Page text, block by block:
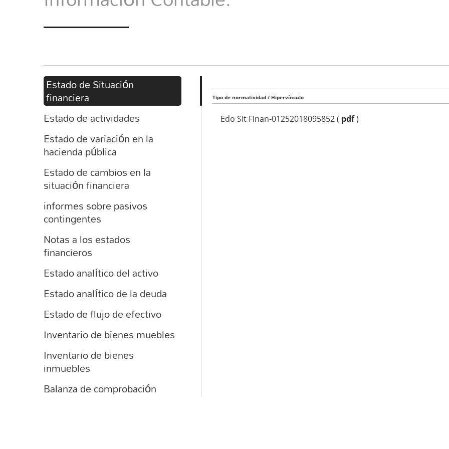
Estado de Situación
financiera
Estado de actividades
Estado de variación en la
hacienda pública
Estado de cambios en la
situación financiera
informes sobre pasivos
contingentes
Notas a los estados
financieros
Estado analítico del activo
Estado analítico de la deuda
Estado de flujo de efectivo
Inventario de bienes muebles
Inventario de bienes
inmuebles
Balanza de comprobación
Tipo de normatividad / Hipervínculo
Edo Sit Finan-01252018095852( pdf)